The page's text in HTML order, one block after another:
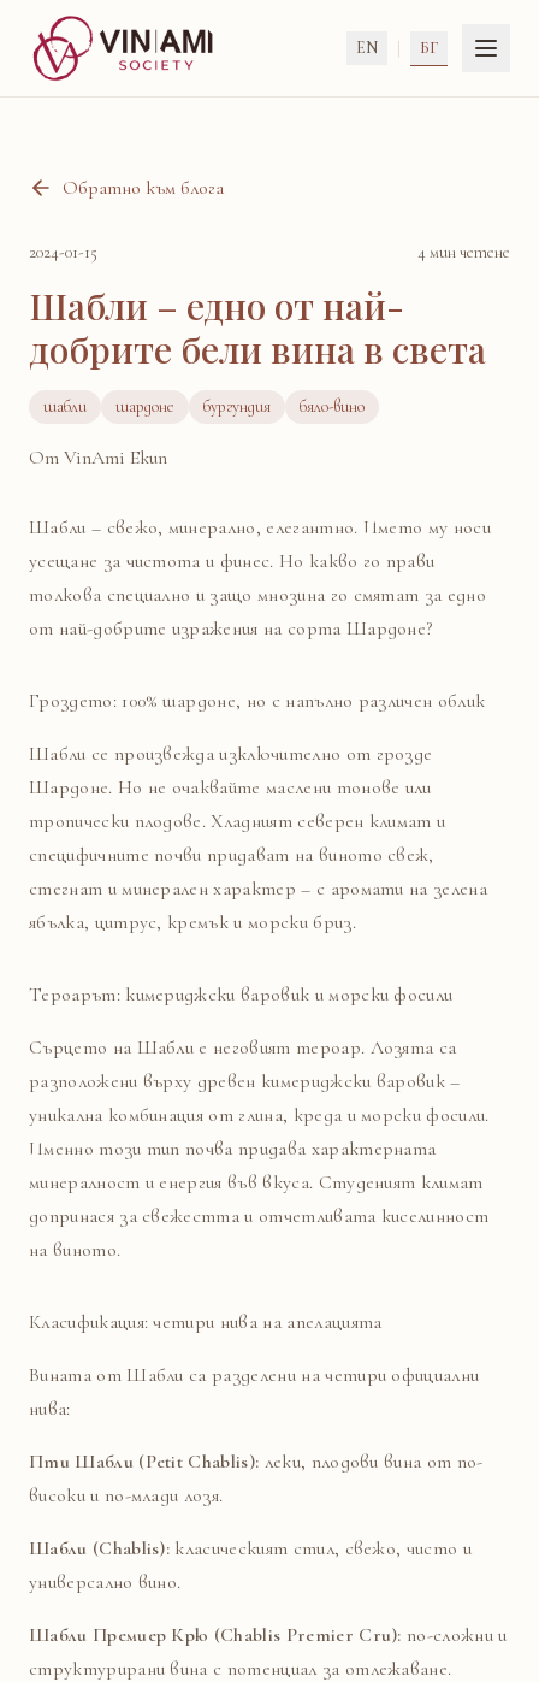
EN | БГ
Обратно към блога
2024-01-15 4 мин четене
Шабли – едно от най-
добрите бели вина в света
шабли шардоне бургундия бяло-вино
От VinAmi Екип
Шабли – свежо, минерално, елегантно. Името му носи
усещане за чистота и финес. Но какво го прави
толкова специално и защо мнозина го смятат за едно
от най-добрите изражения на сорта Шардоне?
Гроздето: 100% шардоне, но с напълно различен облик
Шабли се произвежда изключително от грозде
Шардоне. Но не очаквайте маслени тонове или
тропически плодове. Хладният северен климат и
специфичните почви придават на виното свеж,
стегнат и минерален характер – с аромати на зелена
ябълка, цитрус, кремък и морски бриз.
Тероарът: кимериджски варовик и морски фосили
Сърцето на Шабли е неговият тероар. Лозята са
разположени върху древен кимериджски варовик –
уникална комбинация от глина, креда и морски фосили.
Именно този тип почва придава характерната
минералност и енергия във вкуса. Студеният климат
допринася за свежестта и отчетливата киселинност
на виното.
Класификация: четири нива на апелацията
Вината от Шабли са разделени на четири официални
нива:
Пти Шабли (Petit Chablis): леки, плодови вина от по-
високи и по-млади лозя.
Шабли (Chablis): класическият стил, свежо, чисто и
универсално вино.
Шабли Премиер Крю (Chablis Premier Cru): по-сложни и
структурирани вина с потенциал за отлежаване.